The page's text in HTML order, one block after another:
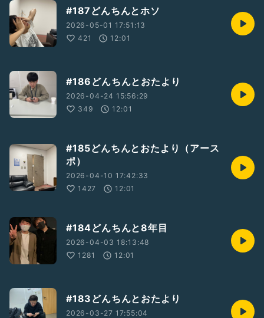
#187どんちんとホソ
2026-05-01 17:51:13
421
12:01
#186どんちんとおたより
2026-04-24 15:56:29
349
12:01
#185どんちんとおたより（アース
ポ）
2026-04-10 17:42:33
1427
12:01
#184どんちんと8年目
2026-04-03 18:13:48
1281
12:01
#183どんちんとおたより
2026-03-27 17:55:04